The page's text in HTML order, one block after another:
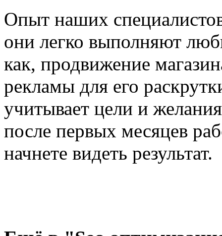
Опыт наших
они легко выполняют
как, продвижение
рекламы для его
учитывает цели и
после первых месяцев
начнете видеть результат.